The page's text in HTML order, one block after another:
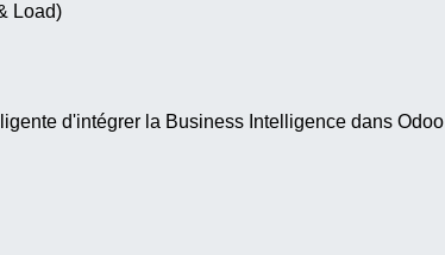
Load)
d'intégrer la Business Intelligence dans Odoo